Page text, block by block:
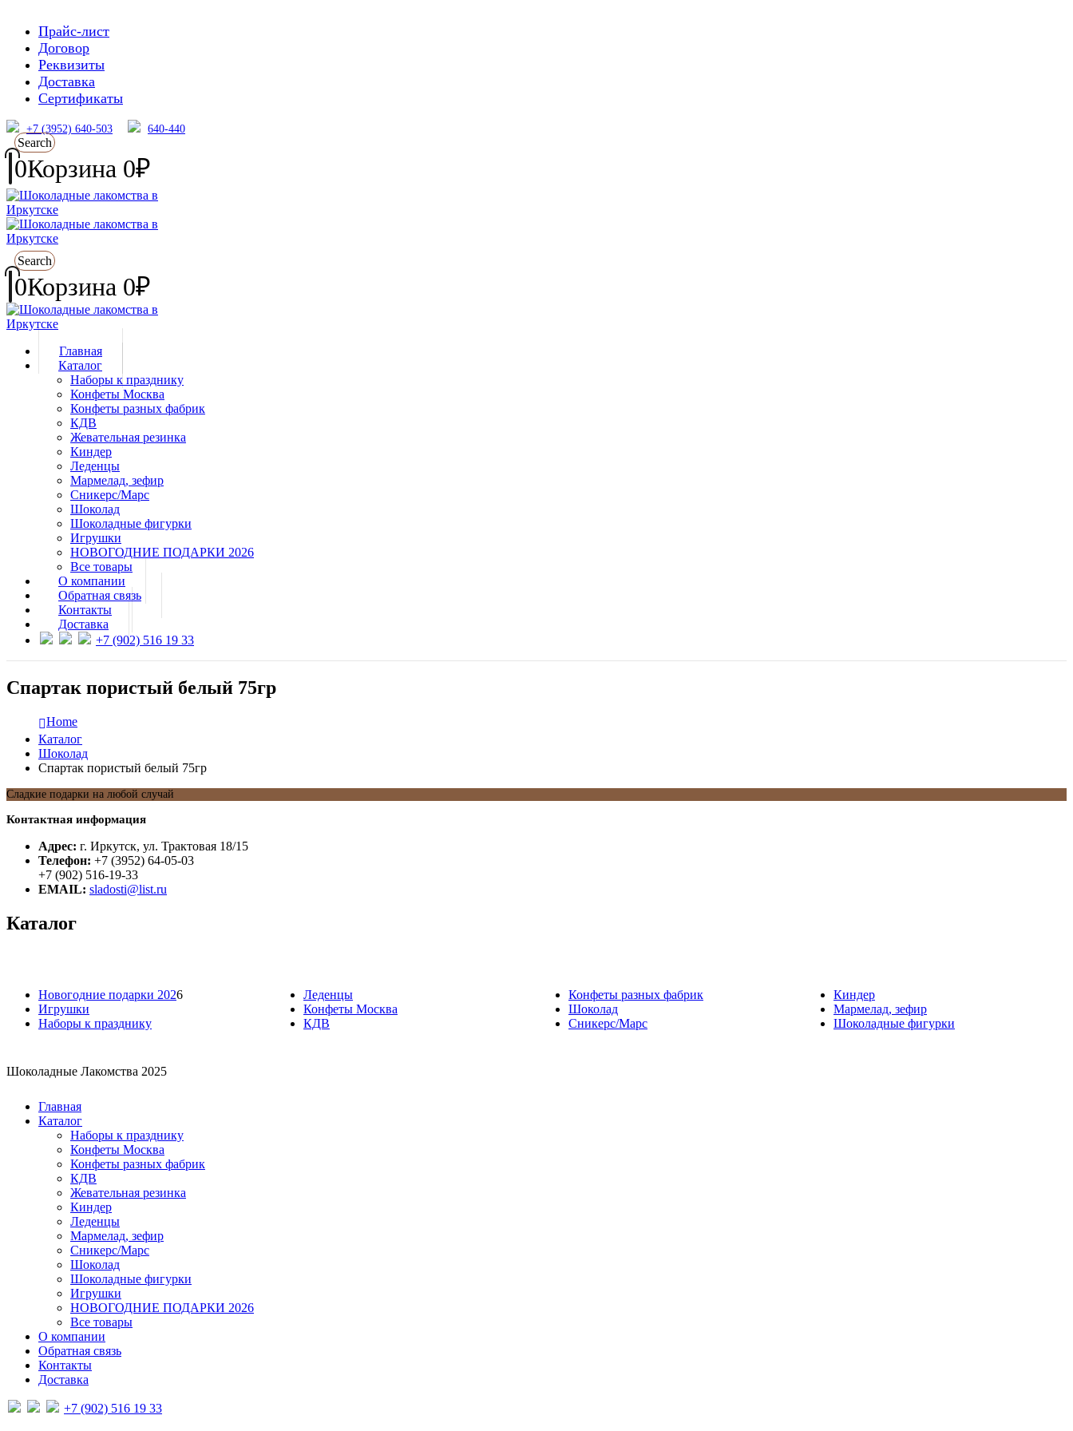
Прайс-лист
Договор
Реквизиты
Доставка
Сертификаты
+7 (3952) 640-503 640-440
Search
0Корзина 0₽
Search
0Корзина 0₽
Главная
Каталог
Наборы к празднику
Конфеты Москва
Конфеты разных фабрик
КДВ
Жевательная резинка
Киндер
Леденцы
Мармелад, зефир
Сникерс/Марс
Шоколад
Шоколадные фигурки
Игрушки
НОВОГОДНИЕ ПОДАРКИ 2026
Все товары
О компании
Обратная связь
Контакты
Доставка
+7 (902) 516 19 33
Спартак пористый белый 75гр
Home
Каталог
Шоколад
Спартак пористый белый 75гр
Сладкие подарки на любой случай
Контактная информация
Адрес: г. Иркутск, ул. Трактовая 18/15
Телефон: +7 (3952) 64-05-03
+7 (902) 516-19-33
EMAIL: sladosti@list.ru
Каталог
Новогодние подарки 2026
Игрушки
Наборы к празднику
Леденцы
Конфеты Москва
КДВ
Конфеты разных фабрик
Шоколад
Сникерс/Марс
Киндер
Мармелад, зефир
Шоколадные фигурки
Шоколадные Лакомства 2025
Главная
Каталог
Наборы к празднику
Конфеты Москва
Конфеты разных фабрик
КДВ
Жевательная резинка
Киндер
Леденцы
Мармелад, зефир
Сникерс/Марс
Шоколад
Шоколадные фигурки
Игрушки
НОВОГОДНИЕ ПОДАРКИ 2026
Все товары
О компании
Обратная связь
Контакты
Доставка
+7 (902) 516 19 33